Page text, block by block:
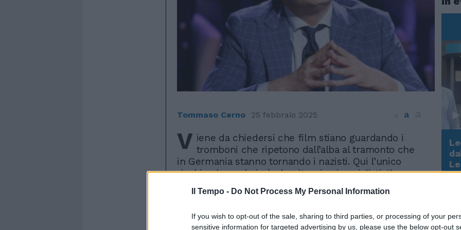
Il Tempo - Do Not Process My Personal Information
If you wish to opt-out of the sale, sharing to third parties, or processing of your
sensitive information for targeted advertising by us, please use the below opt-out
Tommaso Cerno 25 febbraio 2025 a
V iene da chiedersi che film stiano guardando i
tromboni che ripetono dall’alba al tramonto che
in Germania stanno tornando i nazisti. Qui l’unico
rischio che vedo io è che ritornino i socialisti. Il
partito di Scholz è uscito devastato dalle elezioni
politiche in Germania, responsabile della peggiore
negli ultimi mesi passando dagli immigrati alle ricette
Rudy Giuliani a Come States?
Trump, Meloni e la strategia